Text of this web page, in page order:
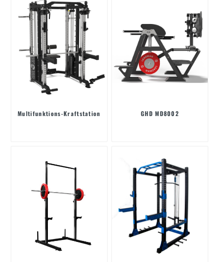
Multifunktions-Kraftstation GHD MD8002